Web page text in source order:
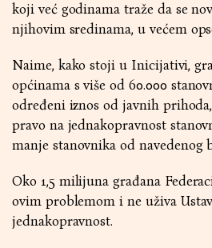
koji već godinama traže da se
njihovim sredinama, u većem
Naime, kako stoji u Inicijativi,
općinama s više od 60.000
određeni iznos od javnih
pravo na jednakopravnost
manje stanovnika od navedenog
Oko 1,5 milijuna građana
ovim problemom i ne uživa
jednakopravnost.